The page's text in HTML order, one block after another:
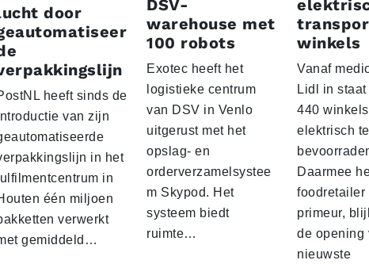
door
heeft sinds de
van zijn
in het
in
één miljoen
verwerkt
gemiddeld…
DSV-
warehouse met
100 robots
Exotec heeft het
logistieke centrum
van DSV in Venlo
uitgerust met het
opslag- en
orderverzamelsystee
m Skypod. Het
systeem biedt
ruimte…
winkels
Vanaf
Lidl in
440 winkels
elektrisch te
Daarmee
foodretailer
primeur,
de opening
nieuwste